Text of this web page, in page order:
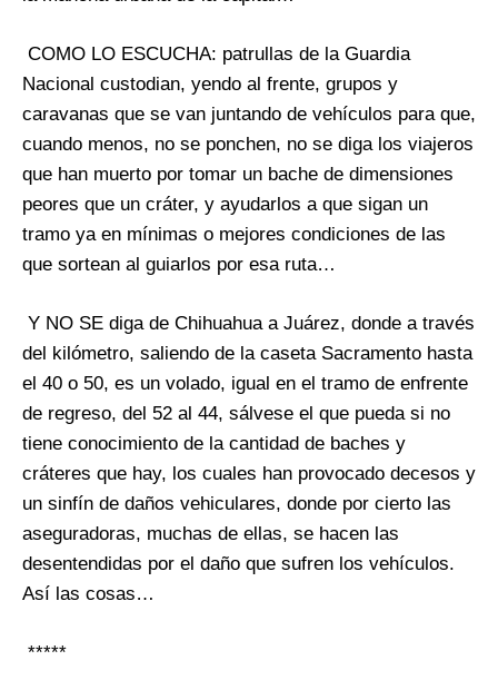
COMO LO ESCUCHA: patrullas de la Guardia
Nacional custodian, yendo al frente, grupos y
caravanas que se van juntando de vehículos para que,
cuando menos, no se ponchen, no se diga los viajeros
que han muerto por tomar un bache de dimensiones
peores que un cráter, y ayudarlos a que sigan un
tramo ya en mínimas o mejores condiciones de las
que sortean al guiarlos por esa ruta…
Y NO SE diga de Chihuahua a Juárez, donde a través
del kilómetro, saliendo de la caseta Sacramento hasta
el 40 o 50, es un volado, igual en el tramo de enfrente
de regreso, del 52 al 44, sálvese el que pueda si no
tiene conocimiento de la cantidad de baches y
cráteres que hay, los cuales han provocado decesos y
un sinfín de daños vehiculares, donde por cierto las
aseguradoras, muchas de ellas, se hacen las
desentendidas por el daño que sufren los vehículos.
Así las cosas…
*****